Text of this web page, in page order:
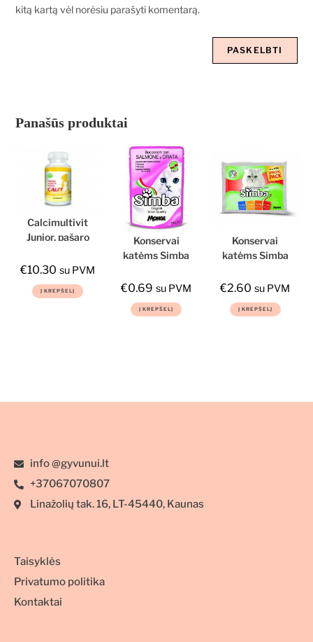
kitą kartą vėl norėsiu parašyti komentarą.
Panašūs produktai
Calcimultivit
Junior, pašaro
ir katėms,
€10.30 su PVM
Į KREPŠELĮ
Konservai
katėms Simba
100 g
€0.69 su PVM
Į KREPŠELĮ
Konservai
katėms Simba
€2.60 su PVM
Į KREPŠELĮ
info @gyvunui.lt
+37067070807
Linažolių tak. 16, LT-45440, Kaunas
Taisyklės
Privatumo politika
Kontaktai